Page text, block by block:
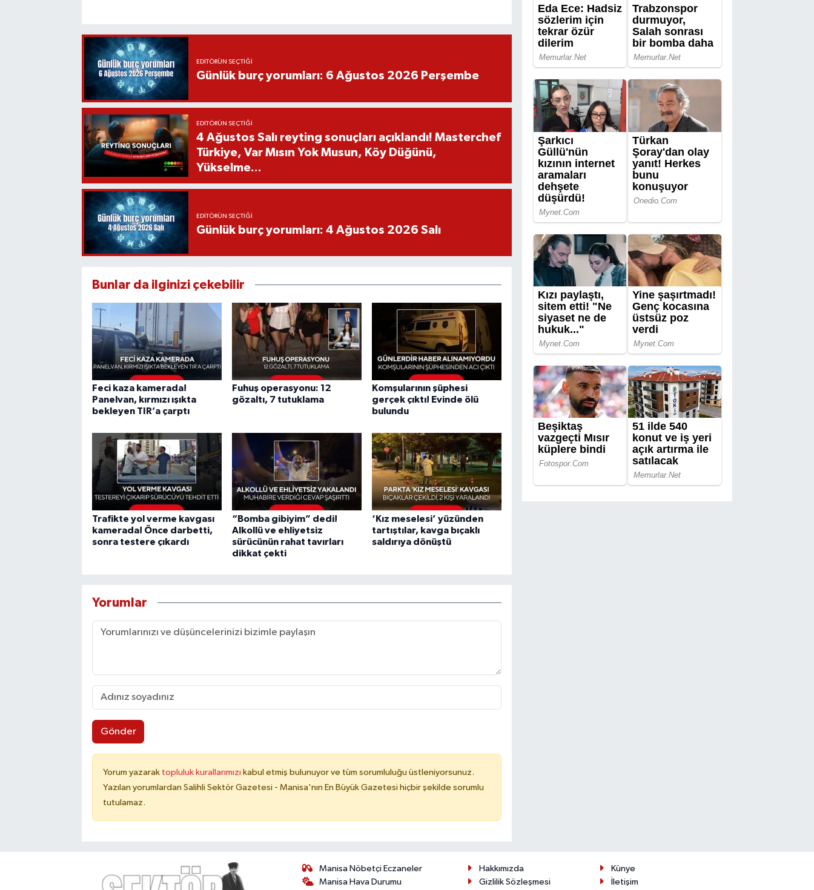
EDITÖRÜN SEÇTIĞI
Günlük burç yorumları: 6 Ağustos 2026 Perşembe
EDITÖRÜN SEÇTIĞI
4 Ağustos Salı reyting sonuçları açıklandı! Masterchef
Türkiye, Var Mısın Yok Musun, Köy Düğünü,
Yükselme...
EDITÖRÜN SEÇTIĞI
Günlük burç yorumları: 4 Ağustos 2026 Salı
Bunlar da ilginizi çekebilir
Feci kaza kamerada!
Panelvan, kırmızı ışıkta
bekleyen TIR’a çarptı
Fuhuş operasyonu: 12
gözaltı, 7 tutuklama
Komşularının şüphesi
gerçek çıktı! Evinde ölü
bulundu
Trafikte yol verme kavgası
kamerada! Önce darbetti,
sonra testere çıkardı
“Bomba gibiyim” dedi!
Alkollü ve ehliyetsiz
sürücünün rahat tavırları
dikkat çekti
‘Kız meselesi’ yüzünden
tartıştılar, kavga bıçaklı
saldırıya dönüştü
Yorumlar
Gönder
Yorum yazarak topluluk kurallarımızı kabul etmiş bulunuyor ve tüm sorumluluğu üstleniyorsunuz.
Yazılan yorumlardan Salihli Sektör Gazetesi - Manisa'nın En Büyük Gazetesi hiçbir şekilde sorumlu
tutulamaz.
Manisa Nöbetçi Eczaneler
Manisa Hava Durumu
Hakkımızda
Künye
Gizlilik Sözleşmesi
İletişim